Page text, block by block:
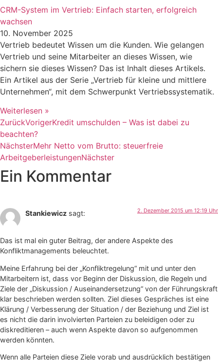
CRM-System im Vertrieb: Einfach starten, erfolgreich
wachsen
10. November 2025
Vertrieb bedeutet Wissen um die Kunden. Wie gelangen
Vertrieb und seine Mitarbeiter an dieses Wissen, wie
sichern sie dieses Wissen? Das ist Inhalt dieses Artikels.
Ein Artikel aus der Serie „Vertrieb für kleine und mittlere
Unternehmen“, mit dem Schwerpunkt Vertriebssystematik.
Weiterlesen »
ZurückVorigerKredit umschulden – Was ist dabei zu
beachten?
NächsterMehr Netto vom Brutto: steuerfreie
ArbeitgeberleistungenNächster
Ein Kommentar
Stankiewicz sagt: 2. Dezember 2015 um 12:19 Uhr
Das ist mal ein guter Beitrag, der andere Aspekte des
Konfliktmanagements beleuchtet.
Meine Erfahrung bei der „Konfliktregelung“ mit und unter den
Mitarbeitern ist, dass vor Beginn der Diskussion, die Regeln und
Ziele der „Diskussion / Auseinandersetzung“ von der Führungskraft
klar beschrieben werden sollten. Ziel dieses Gespräches ist eine
Klärung / Verbesserung der Situation / der Beziehung und Ziel ist
es nicht die darin involvierten Parteien zu beleidigen oder zu
diskreditieren – auch wenn Aspekte davon so aufgenommen
werden könnten.
Wenn alle Parteien diese Ziele vorab und ausdrücklich bestätigen